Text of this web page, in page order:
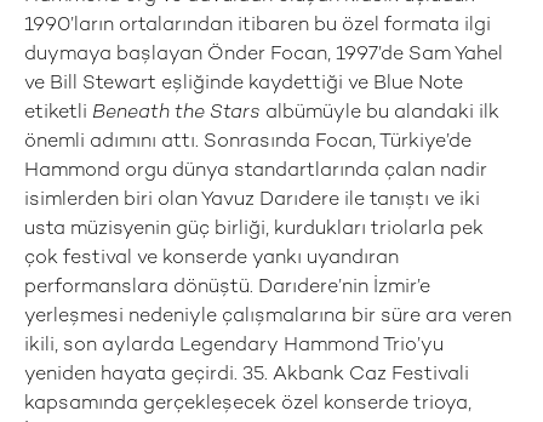
1990’ların ortalarından itibaren bu özel formata ilgi
duymaya başlayan Önder Focan, 1997’de Sam Yahel
ve Bill Stewart eşliğinde kaydettiği ve Blue Note
etiketli Beneath the Stars albümüyle bu alandaki ilk
önemli adımını attı. Sonrasında Focan, Türkiye’de
Hammond orgu dünya standartlarında çalan nadir
isimlerden biri olan Yavuz Darıdere ile tanıştı ve iki
usta müzisyenin güç birliği, kurdukları triolarla pek
çok festival ve konserde yankı uyandıran
performanslara dönüştü. Darıdere’nin İzmir’e
yerleşmesi nedeniyle çalışmalarına bir süre ara veren
ikili, son aylarda Legendary Hammond Trio’yu
yeniden hayata geçirdi. 35. Akbank Caz Festivali
kapsamında gerçekleşecek özel konserde trioya,